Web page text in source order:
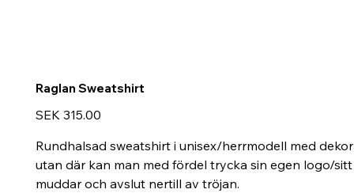
Raglan Sweatshirt
Price
SEK 315.00
Rundhalsad sweatshirt i unisex/herrmodell med
utan där kan man med fördel trycka sin egen logo/
muddar och avslut nertill av tröjan.